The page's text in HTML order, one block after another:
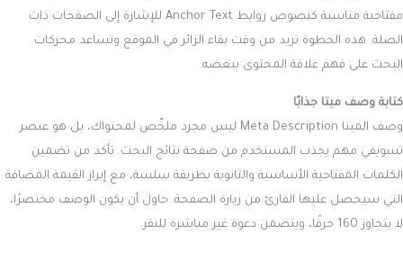
مفتاحية مناسبة كنصوص روابط Anchor Text للإشارة إلى الصفحات ذات
الصلة. هذه الخطوة تزيد من وقت بقاء الزائر في الموقع وتساعد محركات
البحث على فهم علاقة المحتوى ببعضه.
كتابة وصف ميتا جذابًا
وصف الميتا Meta Description ليس مجرد ملخّص لمحتواك، بل هو عنصر
تسويقي مهم يجذب المستخدم من صفحة نتائج البحث. تأكد من تضمين
الكلمات المفتاحية الأساسية والثانوية بطريقة سلسة، مع إبراز القيمة المضافة
التي سيحصل عليها القارئ من زيارة الصفحة. حاول أن يكون الوصف مختصرًا،
لا يتجاوز 160 حرفًا، ويتضمن دعوة غير مباشرة للنقر.